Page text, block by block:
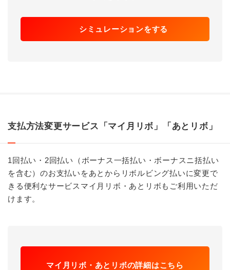
シミュレーションをする
支払方法変更サービス「マイ月リボ」「あとリボ」
1回払い・2回払い（ボーナス一括払い・ボーナスニ括払い
を含む）のお支払いをあとからリボルビング払いに変更で
きる便利なサービスマイ月リボ・あとリボもご利用いただ
けます。
マイ月リボ・あとリボの詳細はこちら